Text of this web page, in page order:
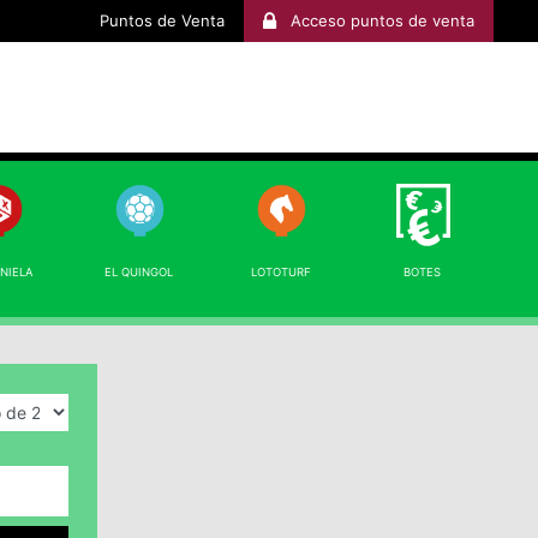
Puntos de Venta Acceso puntos de venta
EL QUINGOL LOTOTURF BOTES